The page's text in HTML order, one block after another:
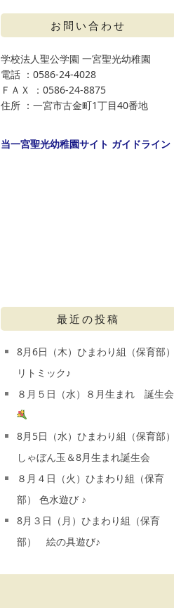
お問い合わせ
学校法人聖公学園 一宮聖光幼稚園
電話 ：0586-24-4028
ＦＡＸ ：0586-24-8875
住所 ：一宮市古金町1丁目40番地
当一宮聖光幼稚園サイト ガイドライン
最近の投稿
8月6日（木）ひまわり組（保育部）
リトミック♪
８月５日（水）８月生まれ 誕生会
8月5日（水）ひまわり組（保育部）
しゃぼん玉＆8月生まれ誕生会
８月４日（火）ひまわり組（保育
部） 色水遊び ♪
8月３日（月）ひまわり組（保育
部） 絵の具遊び♪